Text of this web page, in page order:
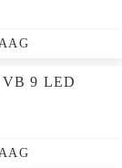
9 LED